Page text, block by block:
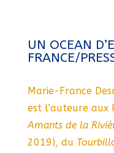
UN OCEAN
FRANCE/
Marie-France
est l’auteure aux
Amants de la
2019), du